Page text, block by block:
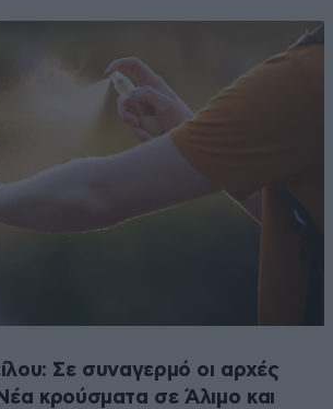
Σε συναγερμό οι αρχές
κρούσματα σε Άλιμο και